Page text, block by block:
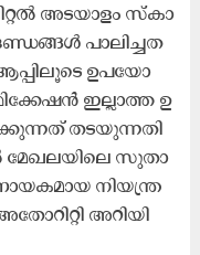
അ​ട​യാ​ളം സ്കാ​
പാ​ലി​ച്ച​ത​
ഉ​പ​യോ​
ഇ​ല്ലാ​ത്ത ഉ​
ത​ട​യു​ന്ന​തി​
മേ​ഖ​ല​യി​ലെ സു​താ​
നി​യ​ന്ത്ര​
അ​റി​യി​